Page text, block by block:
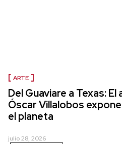
ARTE
Del Guaviare a Texas:
Óscar Villalobos
el planeta
julio 28, 2026